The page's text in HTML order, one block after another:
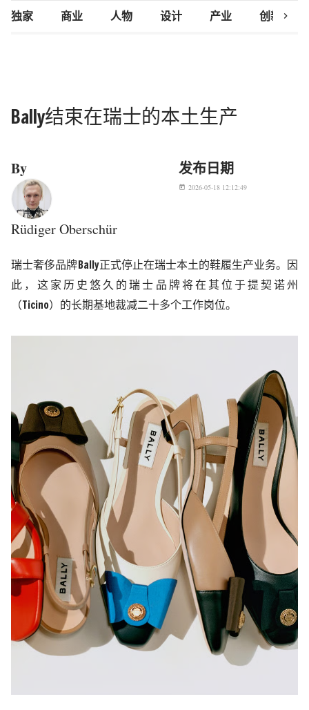
独家 商业 人物 设计 产业 创新研究
chevron_right
Bally结束在瑞士的本土生产
By
Rüdiger Oberschür
发布日期
today 2026-05-18 12:12:49
瑞士奢侈品牌 Bally正式停止在瑞士本土的鞋履生产业务。因
此，这家历史悠久的瑞士品牌将在其位于提契诺州
（
Ticino）的长期基地裁减二十多个工作岗位。